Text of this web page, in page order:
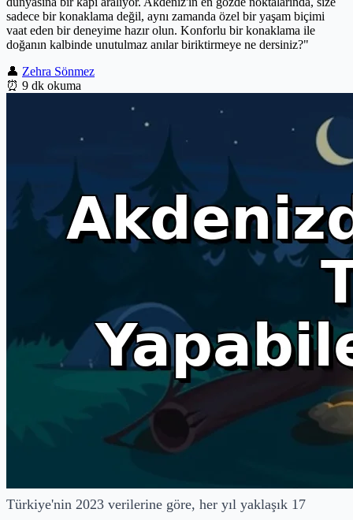
sadece bir konaklama değil, aynı zamanda özel bir yaşam biçimi
vaat eden bir deneyime hazır olun. Konforlu bir konaklama ile
doğanın kalbinde unutulmaz anılar biriktirmeye ne dersiniz?"
👤 Zehra Sönmez
⏰ 9 dk okuma
Türkiye'nin 2023 verilerine göre, her yıl yaklaşık 17